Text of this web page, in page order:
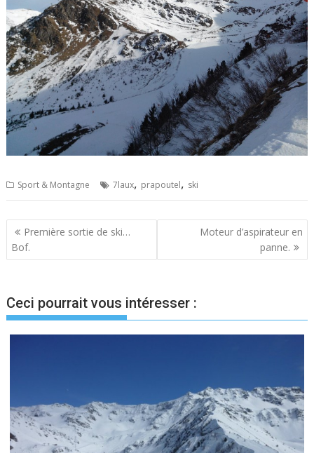
Sport & Montagne 7laux, prapoutel, ski
Navigation
de
Première sortie de ski…
Bof.
Moteur d’aspirateur en
panne.
Ceci pourrait vous intéresser :